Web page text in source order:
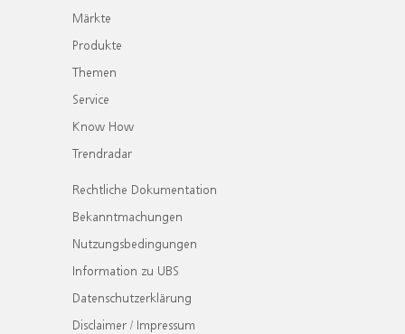
Märkte
Produkte
Themen
Service
Know How
Trendradar
Rechtliche Dokumentation
Bekanntmachungen
Nutzungsbedingungen
Information zu UBS
Datenschutzerklärung
Disclaimer / Impressum